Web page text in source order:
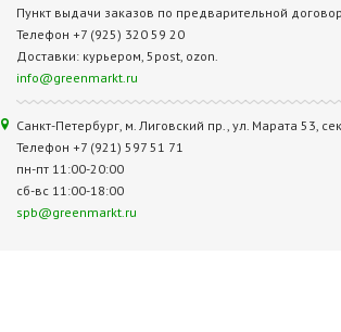
Пункт выдачи заказов по предварительной
Телефон +7 (925) 320 59 20
Доставки: курьером, 5post, ozon.
info@greenmarkt.ru
Санкт-Петербург, м. Лиговский пр., ул. Марата 53,
Телефон +7 (921) 597 51 71
пн-пт 11:00-20:00
сб-вс 11:00-18:00
spb@greenmarkt.ru